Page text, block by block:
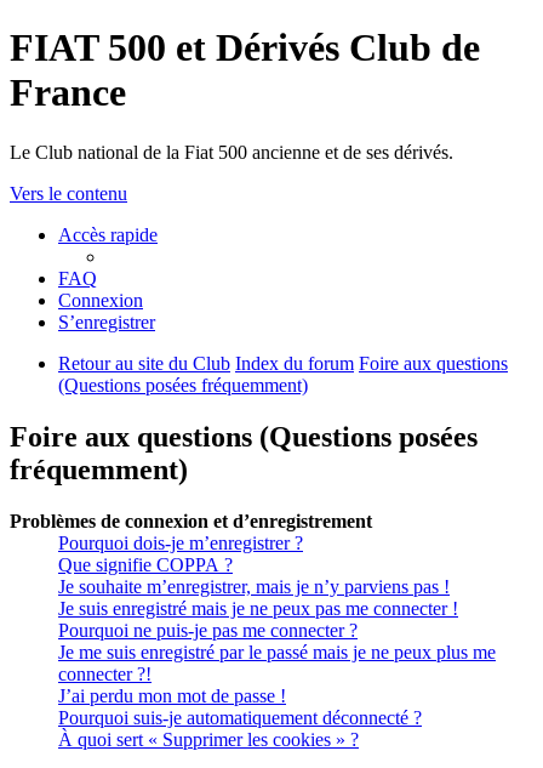
FIAT 500 et Dérivés Club de
France
Le Club national de la Fiat 500 ancienne et de ses dérivés.
Vers le contenu
Accès rapide
FAQ
Connexion
S’enregistrer
Retour au site du Club Index du forum Foire aux questions
(Questions posées fréquemment)
Foire aux questions (Questions posées
fréquemment)
Problèmes de connexion et d’enregistrement
Pourquoi dois-je m’enregistrer ?
Que signifie COPPA ?
Je souhaite m’enregistrer, mais je n’y parviens pas !
Je suis enregistré mais je ne peux pas me connecter !
Pourquoi ne puis-je pas me connecter ?
Je me suis enregistré par le passé mais je ne peux plus me
connecter ?!
J’ai perdu mon mot de passe !
Pourquoi suis-je automatiquement déconnecté ?
À quoi sert « Supprimer les cookies » ?